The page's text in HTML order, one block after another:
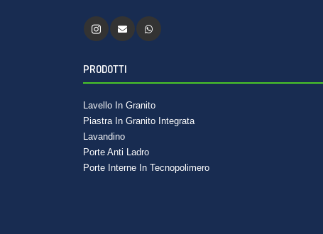
PRODOTTI
Lavello In Granito
Piastra In Granito Integrata
Lavandino
Porte Anti Ladro
Porte Interne In Tecnopolimero